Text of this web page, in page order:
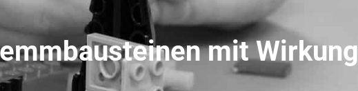
mit Wirkung